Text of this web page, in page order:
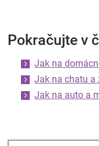
Pokračujte v
Jak na
Jak na chatu a
Jak na auto a